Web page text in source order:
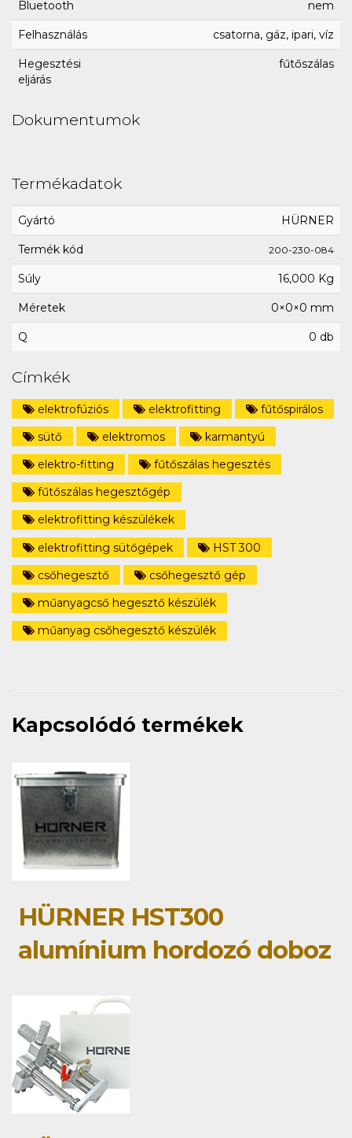
Bluetooth nem
Felhasználás csatorna, gáz, ipari, víz
Hegesztési
eljárás
fűtőszálas
Dokumentumok
Termékadatok
Gyártó HÜRNER
Termék kód 200-230-084
Súly 16,000 Kg
Méretek 0×0×0 mm
Q 0 db
Címkék
elektrofúziós elektrofitting
fűtőspirálos
sütő
elektromos
karmantyú
elektro-fitting
fűtőszálas hegesztés
fűtőszálas hegesztőgép
elektrofitting készülékek
elektrofitting sütőgépek
HST 300
csőhegesztő
csőhegesztő gép
műanyagcső hegesztő készülék
műanyag csőhegesztő készülék
Kapcsolódó termékek
HÜRNER HST300
alumínium hordozó doboz